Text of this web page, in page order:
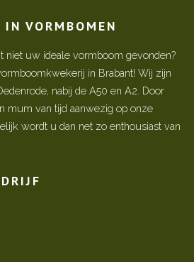
VORMBOMEN
niet uw ideale vormboom gevonden?
in Brabant! Wij zijn
nabij de A50 en A2. Door
mum van tijd aanwezig op onze
wordt u dan net zo enthousiast van